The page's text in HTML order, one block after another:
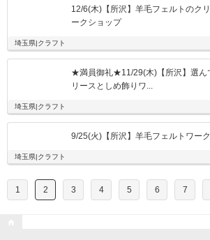
12/6(木)【所沢】羊毛フェルトのク
ークショップ
埼玉県|クラフト
★満員御礼★11/29(木)【所沢】選ん
リースとしめ飾りワ...
埼玉県|クラフト
9/25(火)【所沢】羊毛フェルトワー
埼玉県|クラフト
1 2 3 4 5 6 7